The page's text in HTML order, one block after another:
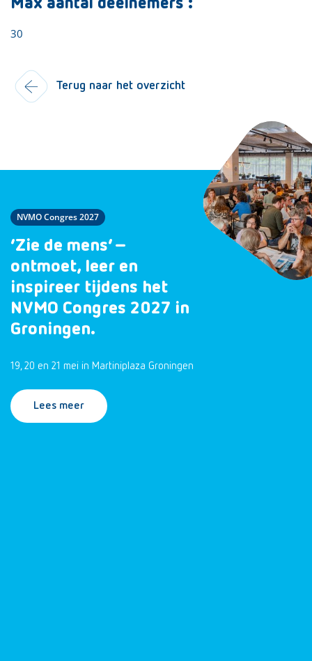
30
Terug naar het overzicht
NVMO Congres 2027
‘Zie de mens’ –
ontmoet, leer en
inspireer tijdens het
NVMO Congres 2027 in
Groningen.
19, 20 en 21 mei in Martiniplaza Groningen
Lees meer